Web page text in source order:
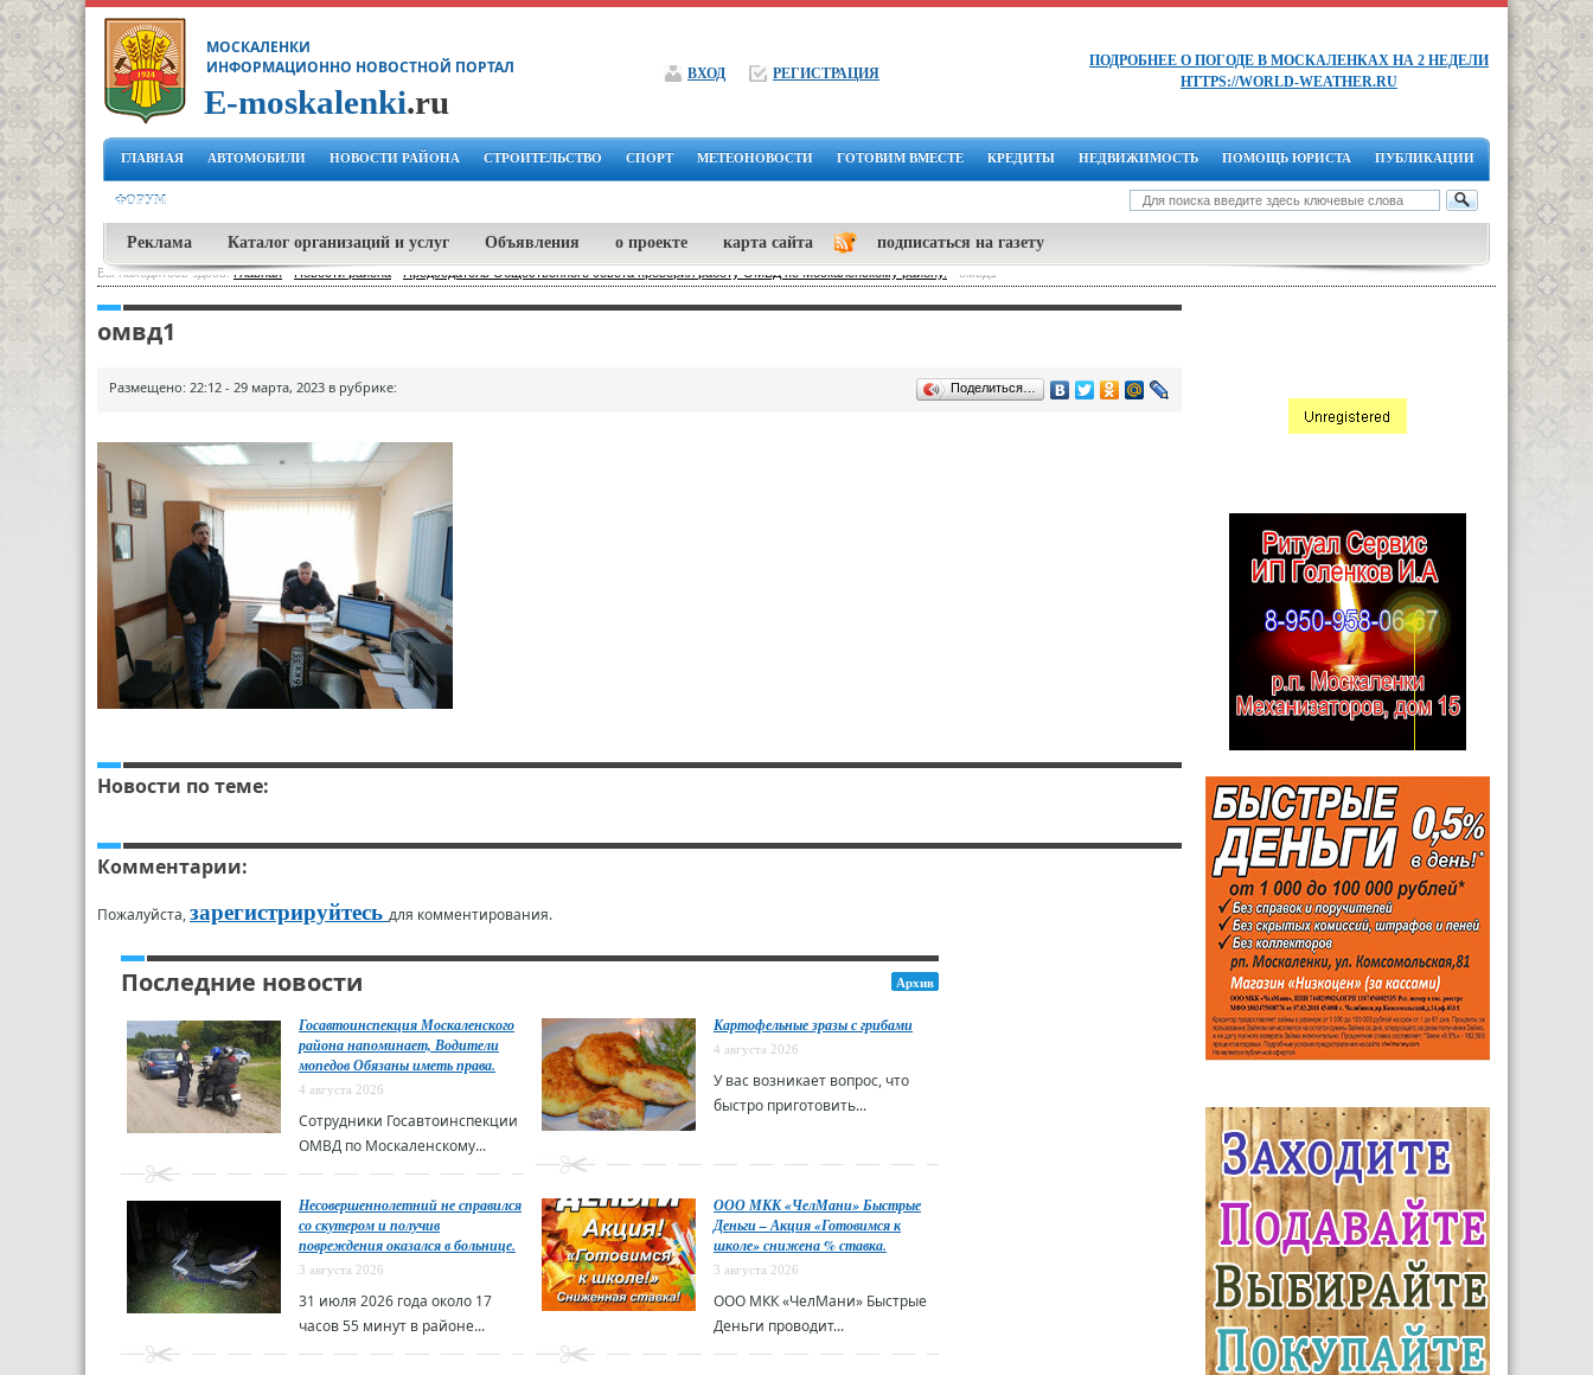
ВХОД РЕГИСТРАЦИЯ
МОСКАЛЕНКИ
ИНФОРМАЦИОННО НОВОСТНОЙ ПОРТАЛ
E-moskalenki.ru
ПОДРОБНЕЕ О ПОГОДЕ В МОСКАЛЕНКАХ НА 2 НЕДЕЛИ
HTTPS://WORLD-WEATHER.RU
ГЛАВНАЯ АВТОМОБИЛИ НОВОСТИ РАЙОНА СТРОИТЕЛЬСТВО СПОРТ МЕТЕОНОВОСТИ ГОТОВИМ ВМЕСТЕ КРЕДИТЫ НЕДВИЖИМОСТЬ ПОМОЩЬ ЮРИСТА ПУБЛИКАЦИИ
ФОРУМ
Реклама Каталог организаций и услуг Объявления о проекте карта сайта подписаться на газету
Вы находитесь здесь:Главная-Новости района Председатель Общественного совета проверил работу ОМВД по Москаленскому району. омвд1
омвд1
Размещено: 22:12 - 29 марта, 2023 в рубрике: Поделиться…
Новости по теме:
Комментарии:
Пожалуйста,зарегистрируйтесь для комментирования.
Последние новости Архив
Госавтоинспекция Москаленского
района напоминает, Водители
мопедов Обязаны иметь права.
4 августа 2026
Сотрудники Госавтоинспекции
ОМВД по Москаленскому...
Картофельные зразы с грибами
4 августа 2026
У вас возникает вопрос, что
быстро приготовить...
Несовершеннолетний не справился
со скутером и получив
повреждения оказался в больнице.
3 августа 2026
31 июля 2026 года около 17
часов 55 минут в районе...
ООО МКК «ЧелМани» Быстрые
Деньги – Акция «Готовимся к
школе» снижена % ставка.
3 августа 2026
ООО МКК «ЧелМани» Быстрые
Деньги проводит...